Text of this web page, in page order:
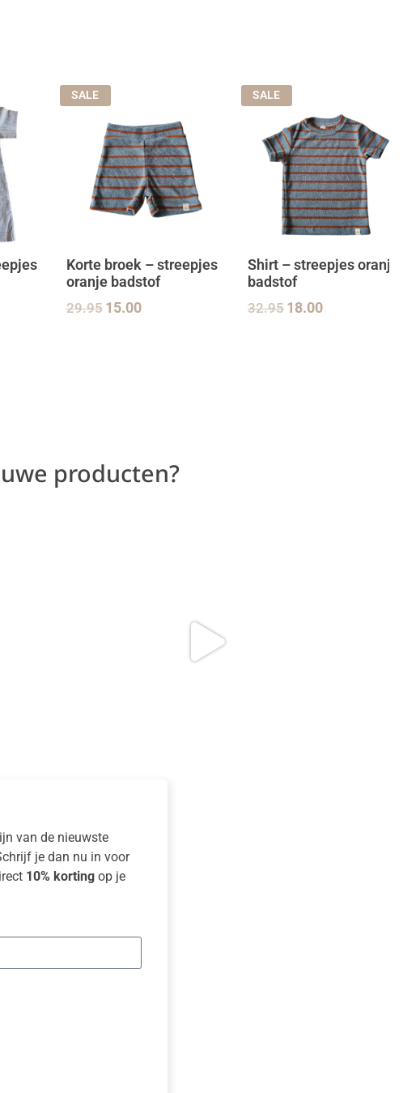
SALE
Korte broek – streepjes
oranje badstof
29.95 15.00
SALE
Shirt – streepjes oranje
badstof
32.95 18.00
producten?
van de nieuwste
je dan nu in voor
10% kortingop je